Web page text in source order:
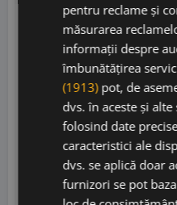
Borgo Molino
Superiore
Borgo Molino• Italia
DOCG
pentru reclame și
măsurarea
informații despre
îmbunătățirea
(1913)pot, de
dvs. în aceste și
folosind date
caracteristici ale
dvs. se aplică doar
furnizori se pot